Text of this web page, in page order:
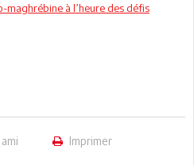
à l’heure des défis
Imprimer